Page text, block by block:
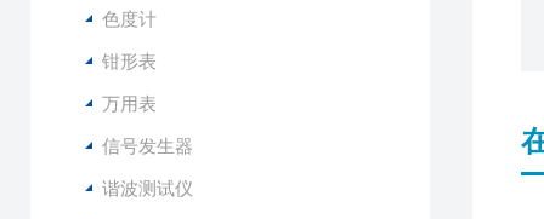
色度计
钳形表
万用表
信号发生器
谐波测试仪